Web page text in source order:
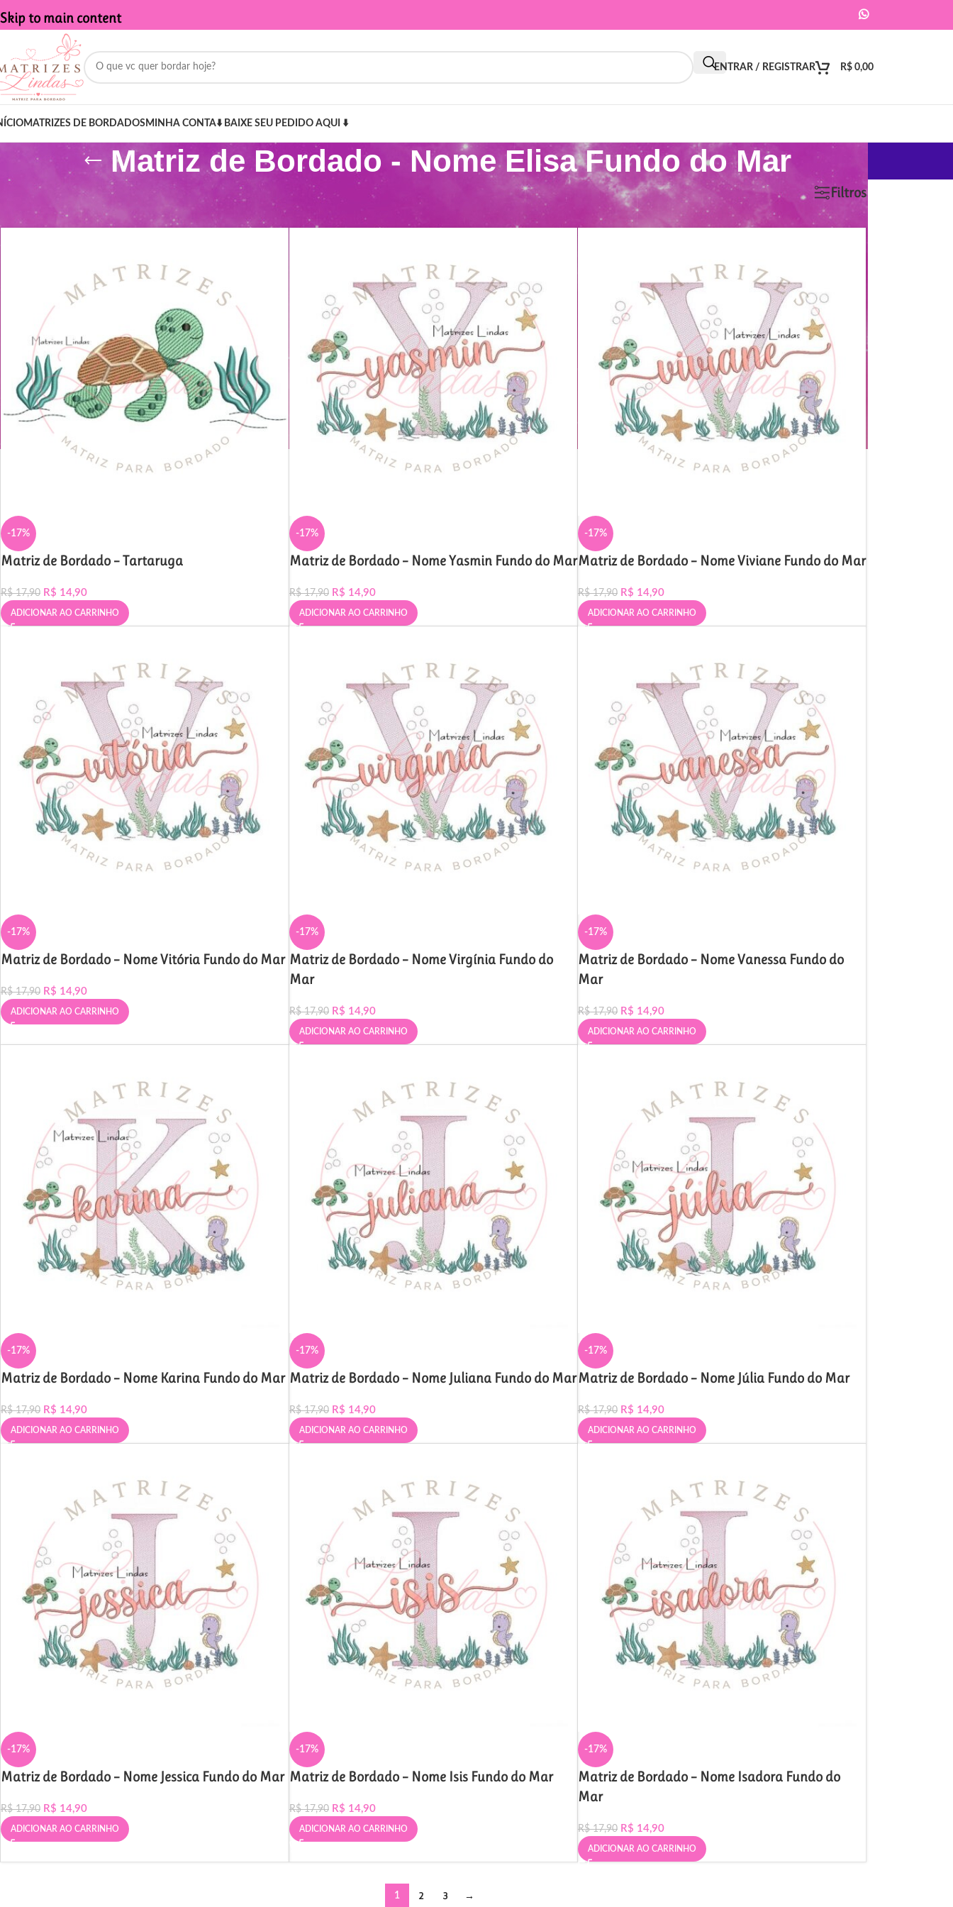
Skip to main content
ENTRAR / REGISTRAR R$ 0,00
MATRIZES DE BORDADOSMINHA CONTA⬇️ BAIXE SEU PEDIDO AQUI ⬇️
Matriz de Bordado - Nome Elisa Fundo do Mar
Produtos marcados com a tag “Matriz de Bordado - Nome Elisa Fundo do Mar” Mostrar 9 18 24 Filtros
-17%
Matriz de Bordado – Tartaruga
R$17,90 R$ 14,90
ADICIONAR AO CARRINHO
-17%
Matriz de Bordado – Nome Yasmin Fundo do Mar
R$17,90 R$ 14,90
ADICIONAR AO CARRINHO
-17%
Matriz de Bordado – Nome Viviane Fundo do Mar
R$17,90 R$ 14,90
ADICIONAR AO CARRINHO
-17%
Matriz de Bordado – Nome Vitória Fundo do Mar
R$17,90 R$ 14,90
ADICIONAR AO CARRINHO
-17%
Matriz de Bordado – Nome Virgínia Fundo do
Mar
R$17,90 R$ 14,90
ADICIONAR AO CARRINHO
-17%
Matriz de Bordado – Nome Vanessa Fundo do
Mar
R$17,90 R$ 14,90
ADICIONAR AO CARRINHO
-17%
Matriz de Bordado – Nome Karina Fundo do Mar
R$17,90 R$ 14,90
ADICIONAR AO CARRINHO
-17%
Matriz de Bordado – Nome Juliana Fundo do Mar
R$17,90 R$ 14,90
ADICIONAR AO CARRINHO
-17%
Matriz de Bordado – Nome Júlia Fundo do Mar
R$17,90 R$ 14,90
ADICIONAR AO CARRINHO
-17%
Matriz de Bordado – Nome Jessica Fundo do Mar
R$17,90 R$ 14,90
ADICIONAR AO CARRINHO
-17%
Matriz de Bordado – Nome Isis Fundo do Mar
R$17,90 R$ 14,90
ADICIONAR AO CARRINHO
-17%
Matriz de Bordado – Nome Isadora Fundo do
Mar
R$17,90 R$ 14,90
ADICIONAR AO CARRINHO
1 2 3 →